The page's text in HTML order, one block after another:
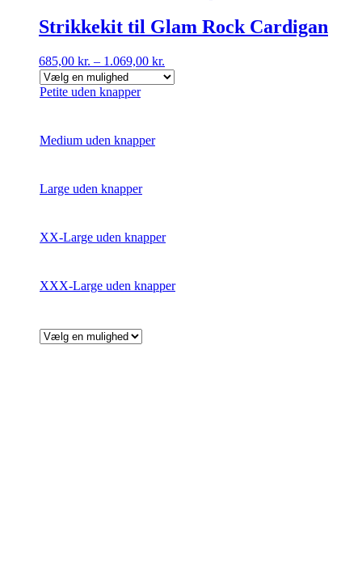
flere
varianter.
kan
vælges
på
Strikkekit til Glam Rock Cardigan
685,00 kr. – 1.069,00 kr.
Petite uden knapper
Medium uden knapper
Large uden knapper
XX-Large uden knapper
XXX-Large uden knapper